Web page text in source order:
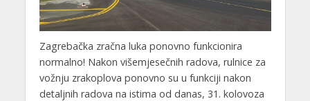
Zagrebačka zračna luka ponovno funkcionira
normalno! Nakon višemjesečnih radova, rulnice za
vožnju zrakoplova ponovno su u funkciji nakon
detaljnih radova na istima od danas, 31. kolovoza